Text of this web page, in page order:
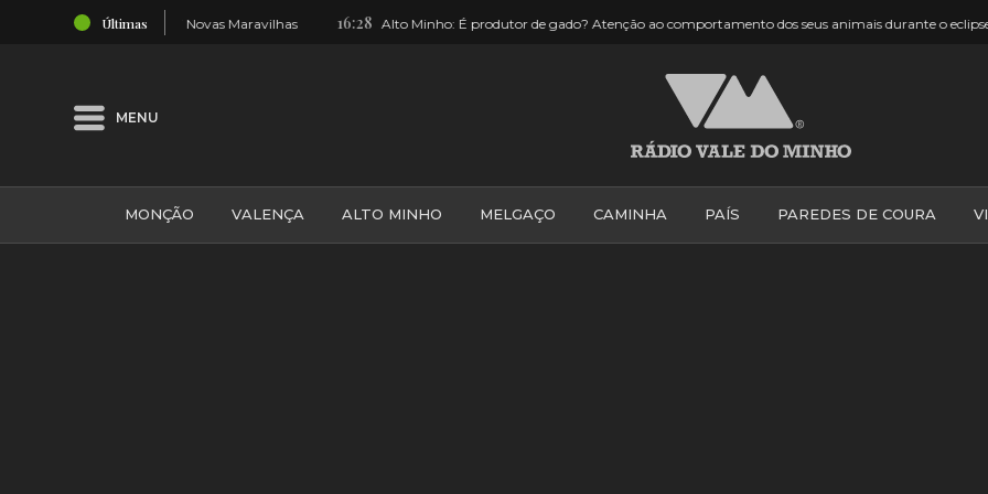
Últimas
7 Novas Maravilhas 16:28 Alto Minho: É produtor de gado? Atenção ao comportamento dos seus animais durante o eclipse 14:39 P. Coura:
MENU
MONÇÃO VALENÇA ALTO MINHO MELGAÇO CAMINHA PAÍS PAREDES DE COURA